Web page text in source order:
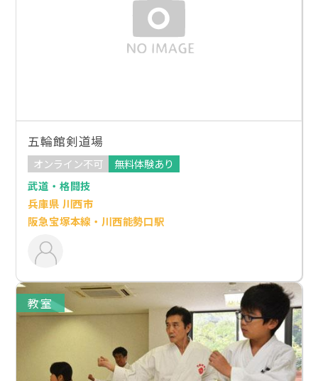
五輪館剣道場
オンライン不可
無料体験あり
武道・格闘技
兵庫県 川西市
阪急宝塚本線・川西能勢口駅
教室